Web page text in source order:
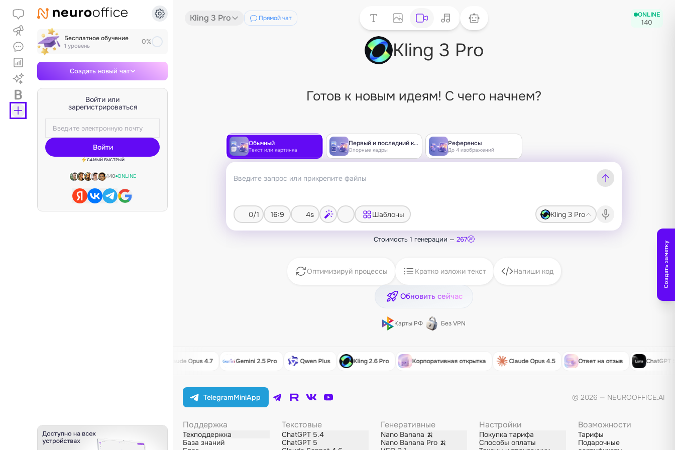
Бесплатное обучение
1 уровень 0%
Создать новый чат
Войти или
зарегистрироваться
Войти
САМЫЙ БЫСТРЫЙ
140 ONLINE
Kling 3 Pro Прямой чат ONLINE
140
Kling 3 Pro
Готов к новым идеям! С чего начнем?
Обычный
Текст или картинка
Первый и последний кадр
Опорные кадры
Референсы
До 4 изображений
Kling 3 Pro
0/1 16:9 4s Шаблоны
Стоимость 1 генерации — 267
Оптимизируй процессы Кратко изложи текст Напиши код
Обновить сейчас
Карты РФ Без VPN
Claude Opus 4.7 Gemini 2.5 Pro Qwen Plus Kling 2.6 Pro Корпоративная открытка Claude Opus 4.5 Ответ на отзыв ChatGPT
TelegramMiniApp © 2026 — NEUROOFFICE.AI
Поддержка
Техподдержка
База знаний
Текстовые
ChatGPT 5.4
ChatGPT 5
Генеративные
Nano Banana 🍌
Nano Banana Pro 🍌
Настройки
Покупка тарифа
Способы оплаты
Возможности
Тарифы
Подарочные
Создать заметку